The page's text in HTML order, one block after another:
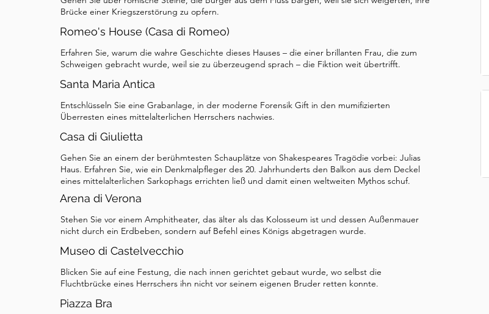
Pisanello, Rubens, Bellini und Caroto. Zum Glück hat diese Geschichte ein
Gemälde geborgen und an das Museum zurückgegeben. Schauen Sie sich das
Museum gern an, bevor wir zu unserem letzten Stopp aufbrechen.
Brücke einer Kriegszerstörung zu opfern.
Romeo's House (Casa di Romeo)
Erfahren Sie, warum die wahre Geschichte dieses Hauses – die einer brillanten Frau, die zum
Schweigen gebracht wurde, weil sie zu überzeugend sprach – die Fiktion weit übertrifft.
Santa Maria Antica
Entschlüsseln Sie eine Grabanlage, in der moderne Forensik Gift in den mumifizierten
Überresten eines mittelalterlichen Herrschers nachwies.
Casa di Giulietta
Gehen Sie an einem der berühmtesten Schauplätze von Shakespeares Tragödie vorbei: Julias
Haus. Erfahren Sie, wie ein Denkmalpfleger des 20. Jahrhunderts den Balkon aus dem Deckel
eines mittelalterlichen Sarkophags errichten ließ und damit einen weltweiten Mythos schuf.
Arena di Verona
Stehen Sie vor einem Amphitheater, das älter als das Kolosseum ist und dessen Außenmauer
nicht durch ein Erdbeben, sondern auf Befehl eines Königs abgetragen wurde.
Museo di Castelvecchio
Blicken Sie auf eine Festung, die nach innen gerichtet gebaut wurde, wo selbst die
Fluchtbrücke eines Herrschers ihn nicht vor seinem eigenen Bruder retten konnte.
Piazza Bra